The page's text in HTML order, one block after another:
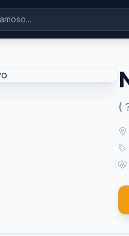
(